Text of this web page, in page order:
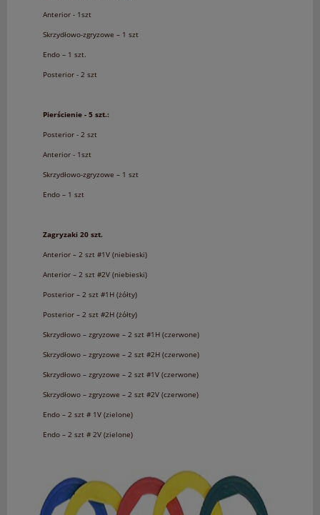
Anterior - 1szt
Skrzydłowo-zgryzowe – 1 szt
Endo – 1 szt.
Posterior - 2 szt
Pierścienie - 5 szt.:
Posterior - 2 szt
Anterior - 1szt
Skrzydłowo-zgryzowe – 1 szt
Endo – 1 szt
Zagryzaki 20 szt.
Anterior – 2 szt #1V (niebieski)
Anterior – 2 szt #2V (niebieski)
Posterior – 2 szt #1H (żółty)
Posterior – 2 szt #2H (żółty)
Skrzydłowo – zgryzowe – 2 szt #1H (czerwone)
Skrzydłowo – zgryzowe – 2 szt #2H (czerwone)
Skrzydłowo – zgryzowe – 2 szt #1V (czerwone)
Skrzydłowo – zgryzowe – 2 szt #2V (czerwone)
Endo – 2 szt # 1V (zielone)
Endo – 2 szt # 2V (zielone)